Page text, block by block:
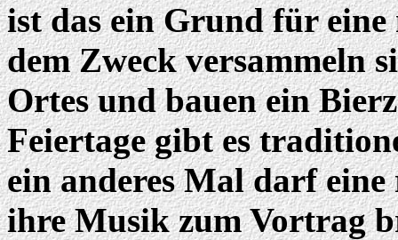
ist das ein Grund für
dem Zweck versammeln
Ortes und bauen ein
Feiertage gibt es
ein anderes Mal darf
ihre Musik zum Vortrag